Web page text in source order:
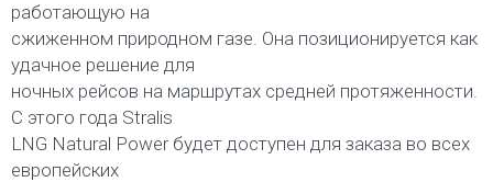
работающую на
сжиженном природном газе. Она позиционируется как
удачное решение для
ночных рейсов на маршрутах средней протяженности.
С этого года Stralis
LNG Natural Power будет доступен для заказа во всех
европейских